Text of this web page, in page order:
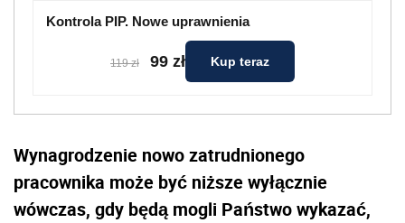
Kontrola PIP. Nowe uprawnienia
119 zł 99 zł Kup teraz
Wynagrodzenie nowo zatrudnionego
pracownika może być niższe wyłącznie
wówczas, gdy będą mogli Państwo wykazać,